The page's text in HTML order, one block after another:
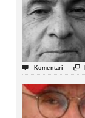
 Komentari 